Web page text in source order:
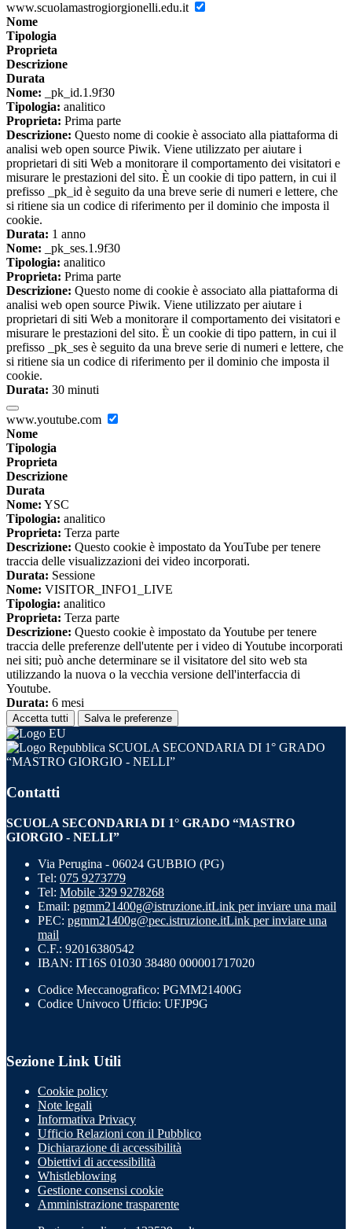
www.scuolamastrogiorgionelli.edu.it
Nome
Tipologia
Proprieta
Descrizione
Durata
Nome: _pk_id.1.9f30
Tipologia: analitico
Proprieta: Prima parte
Descrizione: Questo nome di cookie è associato alla piattaforma di
analisi web open source Piwik. Viene utilizzato per aiutare i
proprietari di siti Web a monitorare il comportamento dei visitatori e
misurare le prestazioni del sito. È un cookie di tipo pattern, in cui il
prefisso _pk_id è seguito da una breve serie di numeri e lettere, che
si ritiene sia un codice di riferimento per il dominio che imposta il
cookie.
Durata: 1 anno
Nome: _pk_ses.1.9f30
Tipologia: analitico
Proprieta: Prima parte
Descrizione: Questo nome di cookie è associato alla piattaforma di
analisi web open source Piwik. Viene utilizzato per aiutare i
proprietari di siti Web a monitorare il comportamento dei visitatori e
misurare le prestazioni del sito. È un cookie di tipo pattern, in cui il
prefisso _pk_ses è seguito da una breve serie di numeri e lettere, che
si ritiene sia un codice di riferimento per il dominio che imposta il
cookie.
Durata: 30 minuti
www.youtube.com
Nome
Tipologia
Proprieta
Descrizione
Durata
Nome: YSC
Tipologia: analitico
Proprieta: Terza parte
Descrizione: Questo cookie è impostato da YouTube per tenere
traccia delle visualizzazioni dei video incorporati.
Durata: Sessione
Nome: VISITOR_INFO1_LIVE
Tipologia: analitico
Proprieta: Terza parte
Descrizione: Questo cookie è impostato da Youtube per tenere
traccia delle preferenze dell'utente per i video di Youtube incorporati
nei siti; può anche determinare se il visitatore del sito web sta
utilizzando la nuova o la vecchia versione dell'interfaccia di
Youtube.
Durata: 6 mesi
Accetta tutti Salva le preferenze
SCUOLA SECONDARIA DI 1° GRADO
“MASTRO GIORGIO - NELLI”
Contatti
SCUOLA SECONDARIA DI 1° GRADO “MASTRO
GIORGIO - NELLI”
Via Perugina - 06024 GUBBIO (PG)
Tel: 075 9273779
Tel: Mobile 329 9278268
Email: pgmm21400g@istruzione.itLink per inviare una mail
PEC: pgmm21400g@pec.istruzione.itLink per inviare una
mail
C.F.: 92016380542
IBAN: IT16S 01030 38480 000001717020
Codice Meccanografico: PGMM21400G
Codice Univoco Ufficio: UFJP9G
Sezione Link Utili
Cookie policy
Note legali
Informativa Privacy
Ufficio Relazioni con il Pubblico
Dichiarazione di accessibilità
Obiettivi di accessibilità
Whistleblowing
Gestione consensi cookie
Amministrazione trasparente